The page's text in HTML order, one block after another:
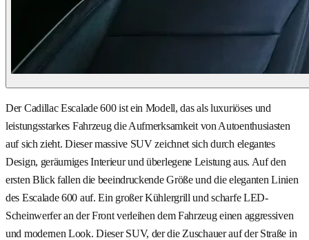
Der Cadillac Escalade 600 ist ein Modell, das als luxuriöses und
leistungsstarkes Fahrzeug die Aufmerksamkeit von Autoenthusiasten
auf sich zieht. Dieser massive SUV zeichnet sich durch elegantes
Design, geräumiges Interieur und überlegene Leistung aus. Auf den
ersten Blick fallen die beeindruckende Größe und die eleganten Linien
des Escalade 600 auf. Ein großer Kühlergrill und scharfe LED-
Scheinwerfer an der Front verleihen dem Fahrzeug einen aggressiven
und modernen Look. Dieser SUV, der die Zuschauer auf der Straße in